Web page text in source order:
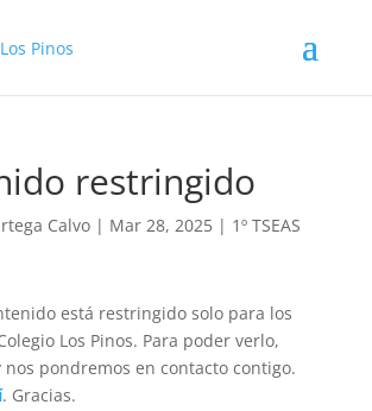
restringido
Calvo| Mar 28, 2025| 1º TSEAS
está restringido solo para los
Los Pinos. Para poder verlo,
pondremos en contacto contigo.
. Gracias.